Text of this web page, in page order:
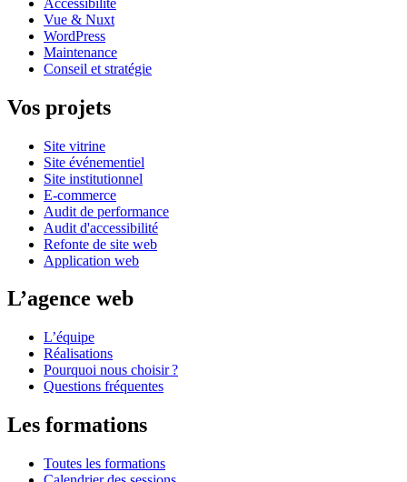
Vue & Nuxt
WordPress
Maintenance
Conseil et stratégie
Vos projets
Site vitrine
Site événementiel
Site institutionnel
E-commerce
Audit de performance
Audit d'accessibilité
Refonte de site web
Application web
L’agence web
L’équipe
Réalisations
Pourquoi nous choisir ?
Questions fréquentes
Les formations
Toutes les formations